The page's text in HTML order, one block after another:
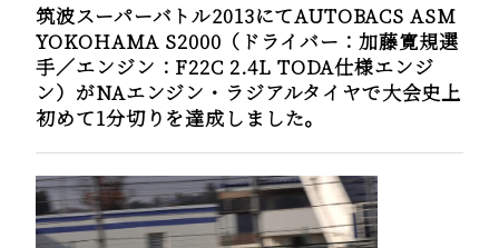
筑波スーパーバトル2013にてAUTOBACS ASM
YOKOHAMA S2000（ドライバー：加藤寛規選
手／エンジン：F22C 2.4L TODA仕様エンジ
ン）がNAエンジン・ラジアルタイヤで大会史上
初めて1分切りを達成しました。